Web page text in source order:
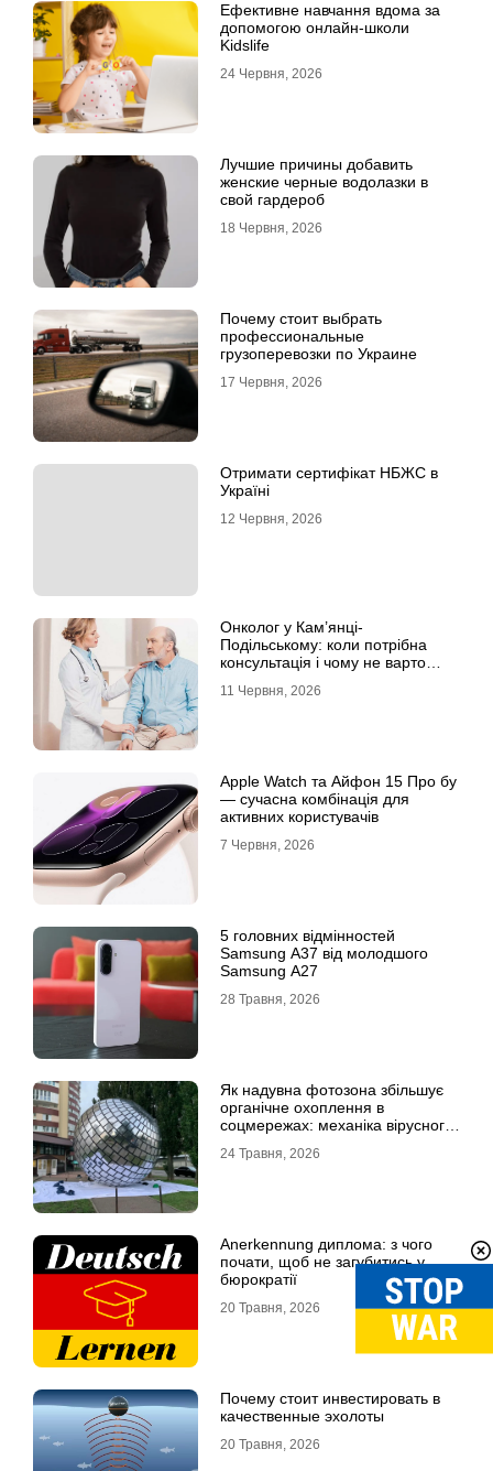
Ефективне навчання вдома за
допомогою онлайн-школи
Kidslife
24 Червня, 2026
Лучшие причины добавить
женские черные водолазки в
свой гардероб
18 Червня, 2026
Почему стоит выбрать
профессиональные
грузоперевозки по Украине
17 Червня, 2026
Отримати сертифікат НБЖС в
Україні
12 Червня, 2026
Онколог у Кам’янці-
Подільському: коли потрібна
консультація і чому не варто
11 Червня, 2026
Apple Watch та Айфон 15 Про бу
— сучасна комбінація для
активних користувачів
7 Червня, 2026
5 головних відмінностей
Samsung A37 від молодшого
Samsung A27
28 Травня, 2026
Як надувна фотозона збільшує
органічне охоплення в
соцмережах: механіка вірусного
24 Травня, 2026
Anerkennung диплома: з чого
почати, щоб не загубитись у
бюрократії
20 Травня, 2026
Почему стоит инвестировать в
качественные эхолоты
20 Травня, 2026